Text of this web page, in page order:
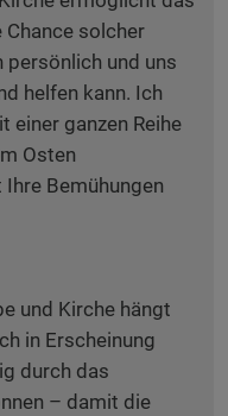
solcher
persönlich und uns
helfen kann. Ich
einer ganzen Reihe
Osten
Bemühungen
und Kirche hängt
in Erscheinung
durch das
– damit die